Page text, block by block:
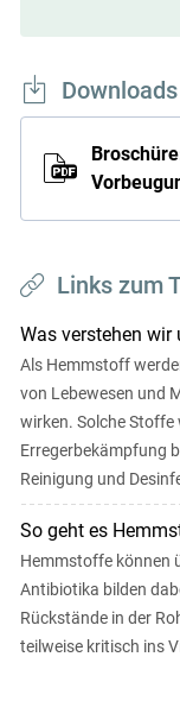
Links zum
Was verstehen
Als Hemmstoff
von Lebewesen und
wirken. Solche Stoffe
Erregerbekämpfung
Reinigung und
So geht es
Hemmstoffe können
Antibiotika bilden
Rückstände in der
teilweise kritisch ins